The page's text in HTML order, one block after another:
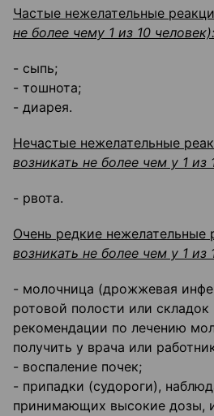
Частые нежелательные
не более чему 1 из 10 человек):
- сыпь;
- тошнота;
- диарея.
Нечастые нежелательные
возникать не более чем у 1 из
- рвота.
Очень редкие нежелательные
возникать не более чем у 1 из
- молочница (дрожжевая
ротовой полости или
рекомендации по лечению
получить у врача или
- воспаление почек;
- припадки (судороги),
принимающих высокие дозы,